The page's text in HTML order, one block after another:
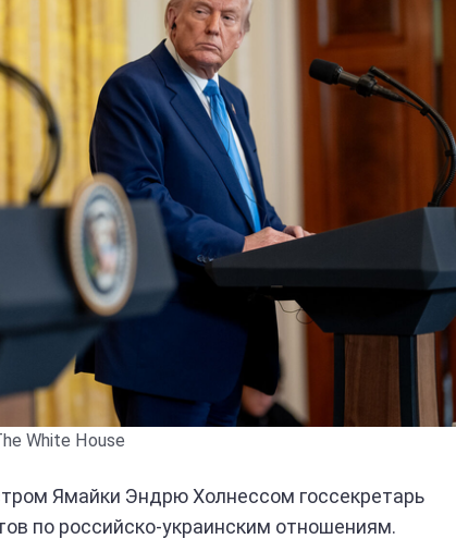
White House
Ямайки Эндрю Холнессом госсекретарь
по российско-украинским отношениям.